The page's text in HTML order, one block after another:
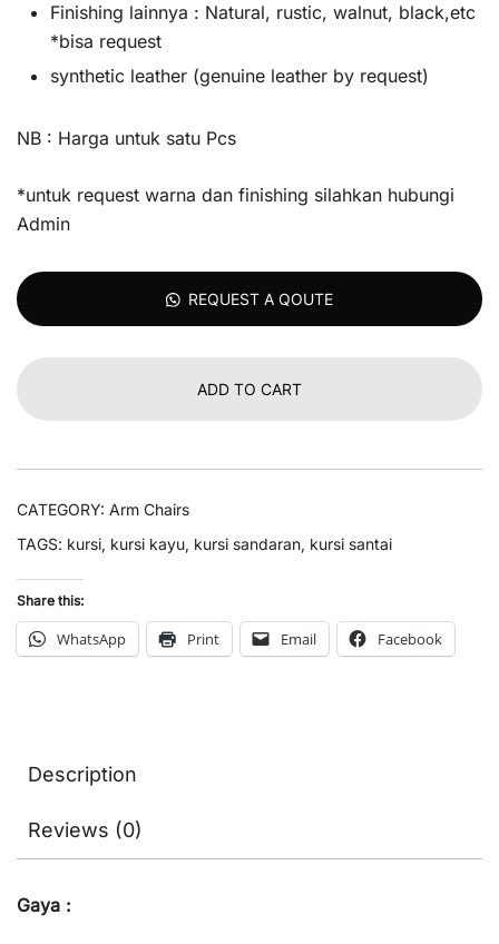
Finishing lainnya : Natural, rustic, walnut, black,etc
*bisa request
synthetic leather (genuine leather by request)
NB : Harga untuk satu Pcs
*untuk request warna dan finishing silahkan hubungi
Admin
REQUEST A QOUTE
ADD TO CART
CATEGORY: Arm Chairs
TAGS: kursi, kursi kayu, kursi sandaran, kursi santai
Share this:
WhatsApp Print Email Facebook
Description
Reviews (0)
Gaya :